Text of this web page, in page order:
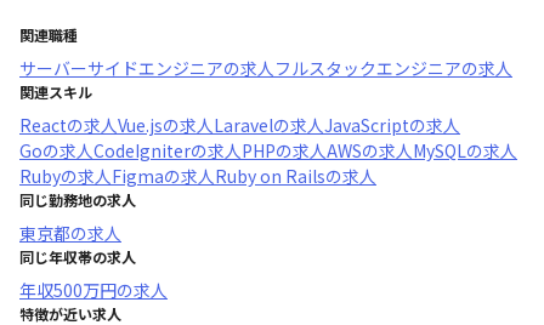
関連職種
サーバーサイドエンジニアの求人フルスタックエンジニアの求人
関連スキル
Reactの求人Vue.jsの求人Laravelの求人JavaScriptの求人
Goの求人CodeIgniterの求人PHPの求人AWSの求人MySQLの求人
Rubyの求人Figmaの求人Ruby on Railsの求人
同じ勤務地の求人
東京都の求人
同じ年収帯の求人
年収500万円の求人
特徴が近い求人